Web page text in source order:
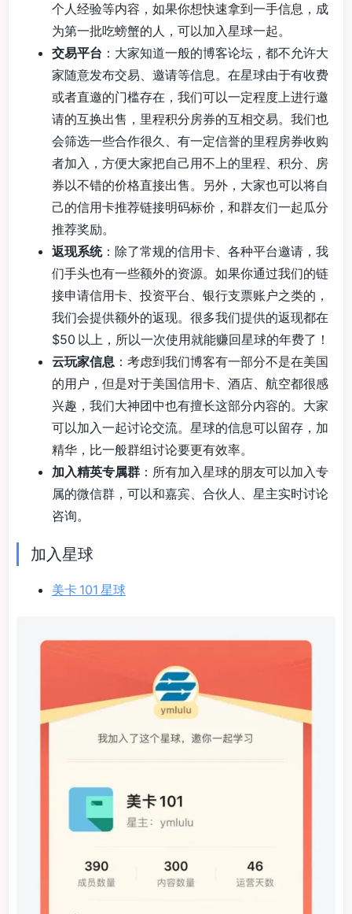
个人经验等内容，如果你想快速拿到一手信息，成
为第一批吃螃蟹的人，可以加入星球一起。
交易平台 ：大家知道一般的博客论坛，都不允许大
家随意发布交易、邀请等信息。在星球由于有收费
或者直邀的门槛存在，我们可以一定程度上进行邀
请的互换出售，里程积分房券的互相交易。我们也
会筛选一些合作很久、有一定信誉的里程房券收购
者加入，方便大家把自己用不上的里程、积分、房
券以不错的价格直接出售。另外，大家也可以将自
己的信用卡推荐链接明码标价，和群友们一起瓜分
推荐奖励。
返现系统：除了常规的信用卡、各种平台邀请，我
们手头也有一些额外的资源。如果你通过我们的链
接申请信用卡、投资平台、银行支票账户之类的，
我们会提供额外的返现。很多我们提供的返现都在
$50 以上，所以一次使用就能赚回星球的年费了！
云玩家信息 ：考虑到我们博客有一部分不是在美国
的用户，但是对于美国信用卡、酒店、航空都很感
兴趣，我们大神团中也有擅长这部分内容的。大家
可以加入一起讨论交流。星球的信息可以留存，加
精华，比一般群组讨论要更有效率。
加入精英专属群 ：所有加入星球的朋友可以加入专
属的微信群，可以和嘉宾、合伙人、星主实时讨论
咨询。
加入星球
美卡 101 星球